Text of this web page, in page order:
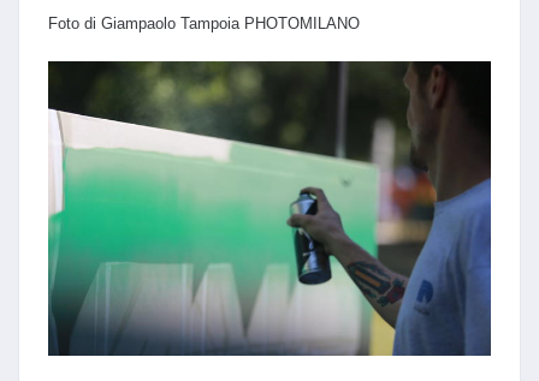
Foto di Giampaolo Tampoia PHOTOMILANO